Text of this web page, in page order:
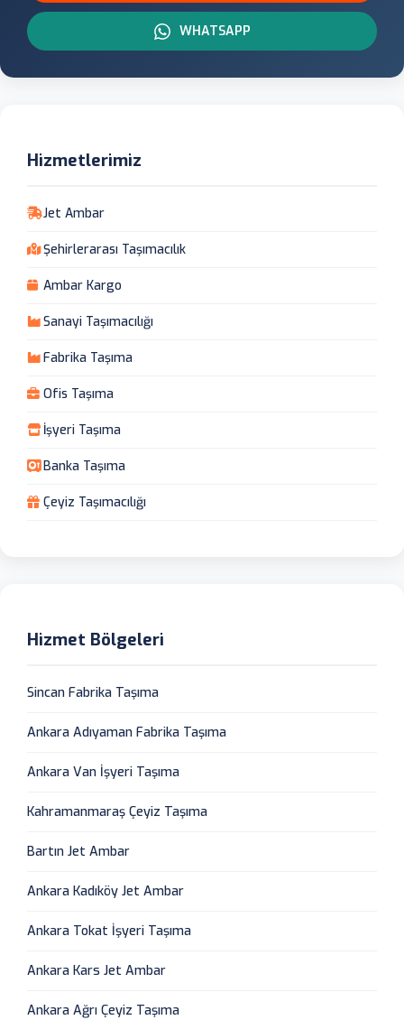
WHATSAPP
Hizmetlerimiz
Jet Ambar
Şehirlerarası Taşımacılık
Ambar Kargo
Sanayi Taşımacılığı
Fabrika Taşıma
Ofis Taşıma
İşyeri Taşıma
Banka Taşıma
Çeyiz Taşımacılığı
Hizmet Bölgeleri
Sincan Fabrika Taşıma
Ankara Adıyaman Fabrika Taşıma
Ankara Van İşyeri Taşıma
Kahramanmaraş Çeyiz Taşıma
Bartın Jet Ambar
Ankara Kadıköy Jet Ambar
Ankara Tokat İşyeri Taşıma
Ankara Kars Jet Ambar
Ankara Ağrı Çeyiz Taşıma